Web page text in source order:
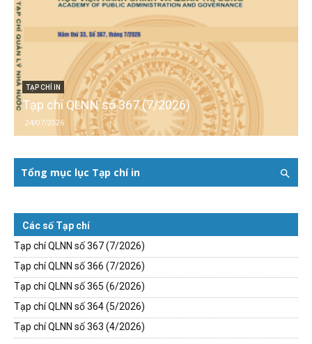
TẠP CHÍ IN
Tạp chí QLNN số 367 (7/2026)
24/07/2026
Tổng mục lục Tạp chí in
Các số Tạp chí
Tạp chí QLNN số 367 (7/2026)
Tạp chí QLNN số 366 (7/2026)
Tạp chí QLNN số 365 (6/2026)
Tạp chí QLNN số 364 (5/2026)
Tạp chí QLNN số 363 (4/2026)